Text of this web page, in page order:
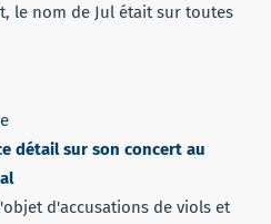
le nom de Jul était sur toutes
détail sur son concert au
d'accusations de viols et